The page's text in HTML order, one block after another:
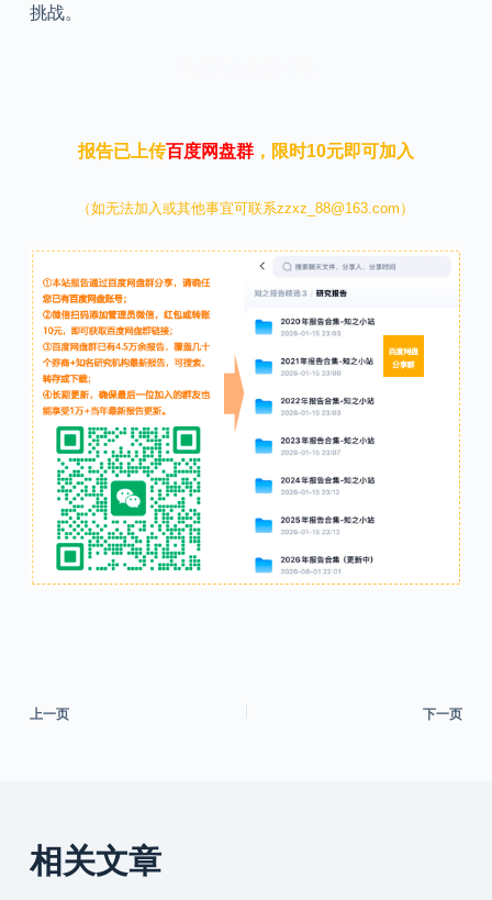
挑战。
报告已上传百度网盘群，限时10元即可加入
（如无法加入或其他事宜可联系zzxz_88@163.com）
上一页 下一页
相关文章